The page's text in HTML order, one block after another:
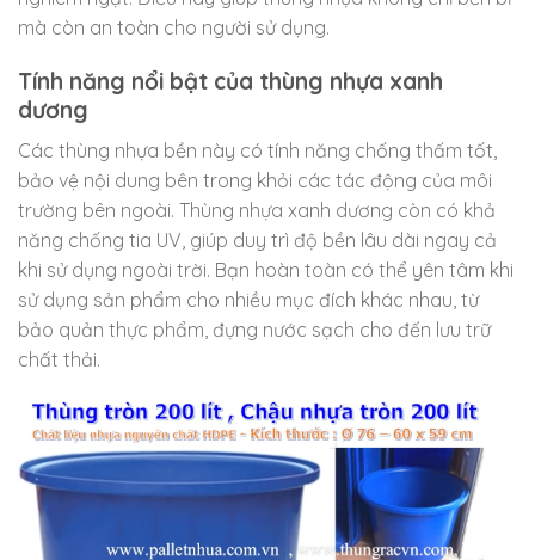
mà còn an toàn cho người sử dụng.
Tính năng nổi bật của thùng nhựa xanh
dương
Các thùng nhựa bền này có tính năng chống thấm tốt,
bảo vệ nội dung bên trong khỏi các tác động của môi
trường bên ngoài. Thùng nhựa xanh dương còn có khả
năng chống tia UV, giúp duy trì độ bền lâu dài ngay cả
khi sử dụng ngoài trời. Bạn hoàn toàn có thể yên tâm khi
sử dụng sản phẩm cho nhiều mục đích khác nhau, từ
bảo quản thực phẩm, đựng nước sạch cho đến lưu trữ
chất thải.